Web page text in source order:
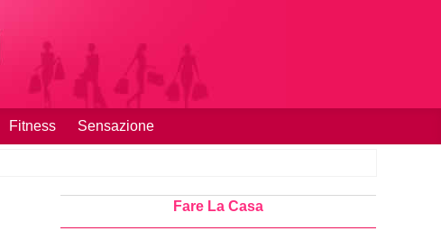
Fitness Sensazione
Fare La Casa